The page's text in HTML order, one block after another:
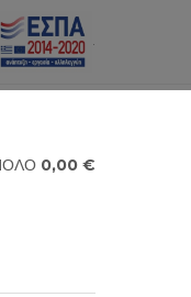
.
0,00 €